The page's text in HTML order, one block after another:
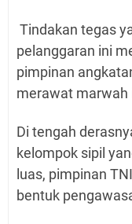
Tindakan tegas
pelanggaran ini
pimpinan
merawat marwah
Di tengah
kelompok sipil
luas, pimpinan
bentuk